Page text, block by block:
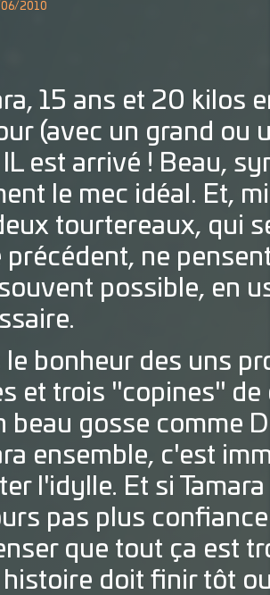
2010
15 ans et 20 kilos
(avec un grand ou
est arrivé ! Beau,
le mec idéal. Et,
tourtereaux, qui
précédent, ne
possible, en
le bonheur des uns
et trois "copines" de
beau gosse comme
ensemble, c'est
l'idylle. Et si
pas plus
que tout ça est
histoire doit finir tôt